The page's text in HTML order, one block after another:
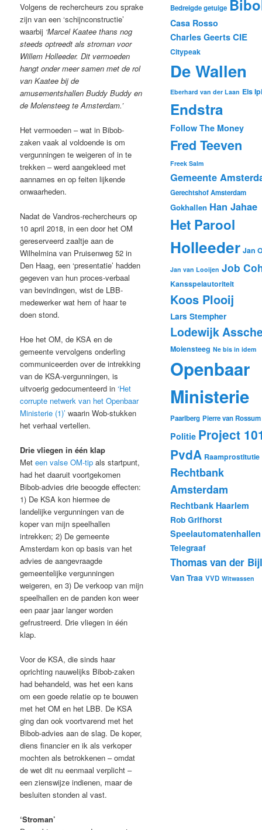
Volgens de rechercheurs zou sprake
zijn van een ‘schijnconstructie’
waarbij ‘Marcel Kaatee thans nog
steeds optreedt als stroman voor
Willem Holleeder. Dit vermoeden
hangt onder meer samen met de rol
van Kaatee bij de
amusementshallen Buddy Buddy en
de Molensteeg te Amsterdam.’
Het vermoeden – wat in Bibob-
zaken vaak al voldoende is om
vergunningen te weigeren of in te
trekken – werd aangekleed met
aannames en op feiten lijkende
onwaarheden.
Nadat de Vandros-rechercheurs op
10 april 2018, in een door het OM
gereserveerd zaaltje aan de
Wilhelmina van Pruisenweg 52 in
Den Haag, een ‘presentatie’ hadden
gegeven van hun proces-verbaal
van bevindingen, wist de LBB-
medewerker wat hem of haar te
doen stond.
Hoe het OM, de KSA en de
gemeente vervolgens onderling
communiceerden over de intrekking
van de KSA-vergunningen, is
uitvoerig gedocumenteerd in‘Het
corrupte netwerk van het Openbaar
Ministerie (1)’ waarin Wob-stukken
het verhaal vertellen.
Drie vliegen in één klap
Meteen valse OM-tip als startpunt,
had het daaruit voortgekomen
Bibob-advies drie beoogde effecten:
1) De KSA kon hiermee de
landelijke vergunningen van de
koper van mijn speelhallen
intrekken; 2) De gemeente
Amsterdam kon op basis van het
advies de aangevraagde
gemeentelijke vergunningen
weigeren, en 3) De verkoop van mijn
speelhallen en de panden kon weer
een paar jaar langer worden
gefrustreerd. Drie vliegen in één
klap.
Voor de KSA, die sinds haar
oprichting nauwelijks Bibob-zaken
had behandeld, was het een kans
om een goede relatie op te bouwen
met het OM en het LBB. De KSA
ging dan ook voortvarend met het
Bibob-advies aan de slag. De koper,
diens financier en ik als verkoper
mochten als betrokkenen – omdat
de wet dit nu eenmaal verplicht –
een zienswijze indienen, maar de
besluiten stonden al vast.
‘Stroman’
Bedreigde getuige
Casa Rosso
Charles Geerts CIE
Citypeak
De Wallen
Eberhard van der Laan Els
Endstra
Follow The Money
Fred Teeven
Freek Salm
Gemeente
Gerechtshof Amsterdam
Gokhallen Han Jahae
Het Parool
Holleeder Jan
Jan van Looijen Job
Kansspelautoriteit
Koos Plooij
Lars Stempher
Lodewijk
Molensteeg Ne bis in idem
Openbaar
Ministerie
Paarlberg Pierre van Rossum
Politie Project
PvdA Raamprostitutie
Rechtbank
Amsterdam
Rechtbank Haarlem
Rob Grifhorst
Speelautomatenhallen
Telegraaf
Thomas van der Bijl
Van Traa VVD Witwassen